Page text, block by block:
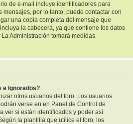
de e-mail incluye identificadores para
por lo tanto, puede contactar con
una copia completa del mensaje que
la cabecera, ya que contiene los datos
Administración tomará medidas.
e Ignorados?
otros usuarios del foro. Los usuarios
verse en en Panel de Control de
ver si están identificados y poder así
la plantilla que utilice el foro, los